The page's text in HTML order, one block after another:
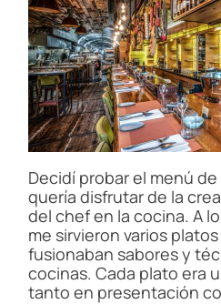
Decidí probar el menú
quería disfrutar de la
del chef en la cocina. A
me sirvieron varios
fusionaban sabores y
cocinas. Cada plato era
tanto en presentación